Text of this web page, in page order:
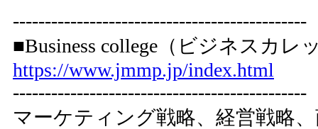
----------------------------------------------
■Business college（ビジネスカ
https://www.jmmp.jp/index.html
----------------------------------------------
マーケティング戦略、経営戦略